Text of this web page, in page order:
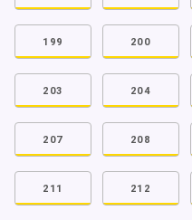
199 200
203 204
207 208
211 212